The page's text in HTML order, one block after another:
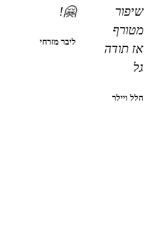
שיפור
מטורף
אז תודה
גל
הלל ויילר
🤗!
ליבר מזרחי